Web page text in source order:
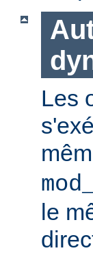
Les
le